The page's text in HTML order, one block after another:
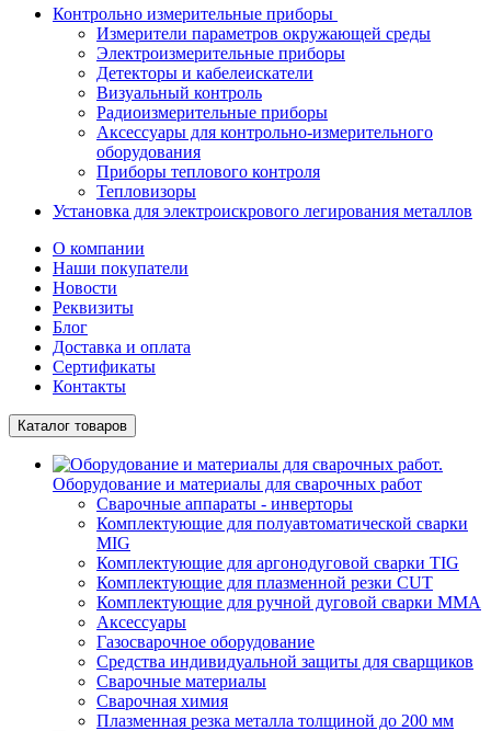
Контрольно измерительные приборы
Измерители параметров окружающей среды
Электроизмерительные приборы
Детекторы и кабелеискатели
Визуальный контроль
Радиоизмерительные приборы
Аксессуары для контрольно-измерительного
оборудования
Приборы теплового контроля
Тепловизоры
Установка для электроискрового легирования металлов
О компании
Наши покупатели
Новости
Реквизиты
Блог
Доставка и оплата
Сертификаты
Контакты
Каталог товаров
Оборудование и материалы для сварочных работ
Сварочные аппараты - инверторы
Комплектующие для полуавтоматической сварки
MIG
Комплектующие для аргонодуговой сварки TIG
Комплектующие для плазменной резки CUT
Комплектующие для ручной дуговой сварки MMA
Аксессуары
Газосварочное оборудование
Средства индивидуальной защиты для сварщиков
Сварочные материалы
Сварочная химия
Плазменная резка металла толщиной до 200 мм